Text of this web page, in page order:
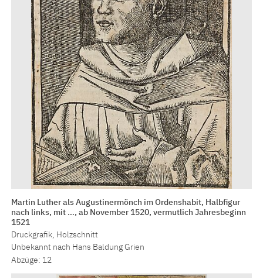
Martin Luther als Augustinermönch im Ordenshabit, Halbfigur
nach links, mit …, ab November 1520, vermutlich Jahresbeginn
1521
Druckgrafik, Holzschnitt
Unbekannt nach Hans Baldung Grien
Abzüge: 12